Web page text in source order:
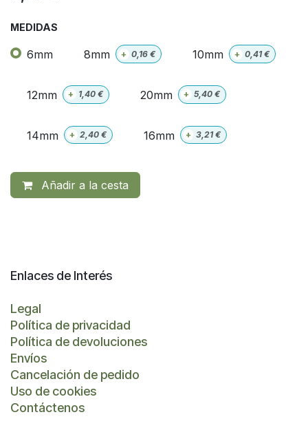
MEDIDAS
6mm 8mm + 0,16 € 10mm + 0,41€
12mm + 1,40 € 20mm + 5,40€
14mm + 2,40 € 16mm + 3,21€
Añadir a la cesta
Enlaces de Interés
Legal
Política de privacidad
Política de devoluciones
Envíos
Cancelación de pedido
Uso de cookies
Contáctenos